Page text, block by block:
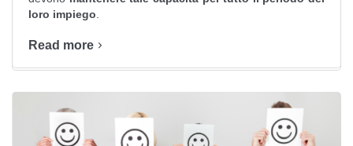
loro impiego
Read more